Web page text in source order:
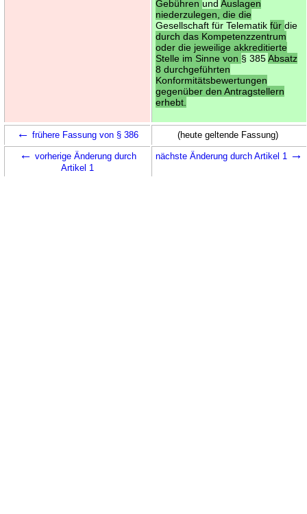
GebührenundAuslagen
niederzulegen, die die
Gesellschaft für Telematikfürdie
durch das Kompetenzzentrum
oder die jeweilige akkreditierte
Stelle im Sinne von § 385Absatz
8 durchgeführten
Konformitätsbewertungen
gegenüber den Antragstellern
erhebt.
← frühere Fassung von § 386 (heute geltende Fassung)
← vorherige Änderung durch
Artikel 1
nächste Änderung durch Artikel 1 →